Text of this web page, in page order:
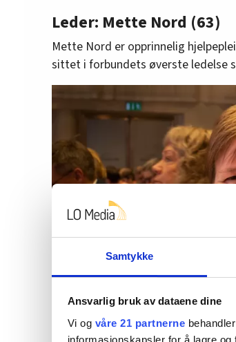
Samtykke
Ansvarlig bruk av dataene dine
Vi og våre 21 partnerne
informasjonskapsler for å lagre
Leder: Mette Nord (63)
Mette Nord er opprinnelig
sittet i forbundets øverste ledelse